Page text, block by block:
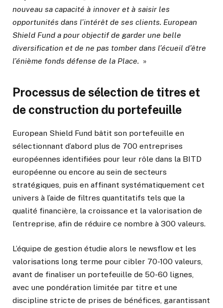
nouveau sa capacité à innover et à saisir les
opportunités dans l’intérêt de ses clients. European
Shield Fund a pour objectif de garder une belle
diversification et de ne pas tomber dans l’écueil d’être
l’énième fonds défense de la Place. »
Processus de sélection de titres et
de construction du portefeuille
European Shield Fund bâtit son portefeuille en
sélectionnant d’abord plus de 700 entreprises
européennes identifiées pour leur rôle dans la BITD
européenne ou encore au sein de secteurs
stratégiques, puis en affinant systématiquement cet
univers à l’aide de filtres quantitatifs tels que la
qualité financière, la croissance et la valorisation de
l’entreprise, afin de réduire ce nombre à 300 valeurs.
L’équipe de gestion étudie alors le newsflow et les
valorisations long terme pour cibler 70-100 valeurs,
avant de finaliser un portefeuille de 50-60 lignes,
avec une pondération limitée par titre et une
discipline stricte de prises de bénéfices, garantissant